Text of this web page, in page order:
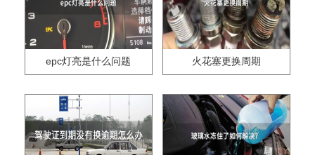
epc灯亮是什么问题 火花塞更换周期